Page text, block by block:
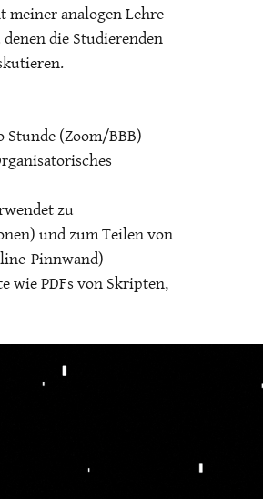
meiner analogen Lehre
die Studierenden
(Zoom/BBB)
zu
und zum Teilen von
Pinnwand)
wie PDFs von Skripten,